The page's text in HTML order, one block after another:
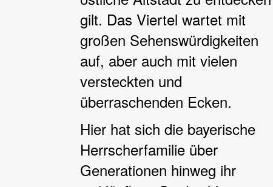
gilt. Das Viertel wartet mit
großen Sehenswürdigkeiten
auf, aber auch mit vielen
versteckten und
überraschenden Ecken.
Hier hat sich die bayerische
Herrscherfamilie über
Generationen hinweg ihr